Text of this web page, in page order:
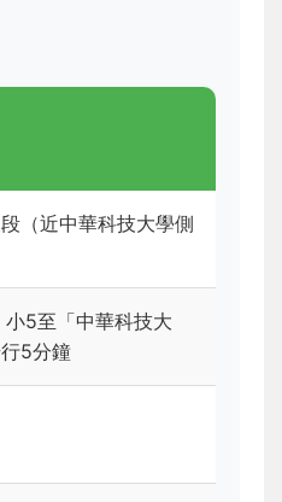
（近中華科技大學側
5至「中華科技大
5分鐘